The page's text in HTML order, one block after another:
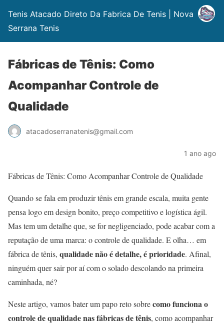
Tenis Atacado Direto Da Fabrica De Tenis | Nova
Serrana Tenis
Fábricas de Tênis: Como
Acompanhar Controle de
Qualidade
atacadoserranatenis@gmail.com
1 ano ago
Fábricas de Tênis: Como Acompanhar Controle de Qualidade
Quando se fala em produzir tênis em grande escala, muita gente
pensa logo em design bonito, preço competitivo e logística ágil.
Mas tem um detalhe que, se for negligenciado, pode acabar com a
reputação de uma marca: o controle de qualidade. E olha… em
fábrica de tênis, qualidade não é detalhe, é prioridade. Afinal,
ninguém quer sair por aí com o solado descolando na primeira
caminhada, né?
Neste artigo, vamos bater um papo reto sobrecomo funciona o
controle de qualidade nas fábricas de tênis, como acompanhar